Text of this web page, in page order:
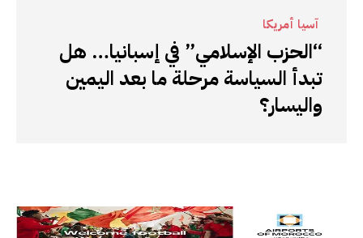
آسيا أمريكا
“الحزب الإسلامي” في إسبانيا… هل
تبدأ السياسة مرحلة ما بعد اليمين
واليسار؟